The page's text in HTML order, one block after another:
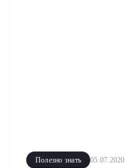
Полезно знать 05.07.2020